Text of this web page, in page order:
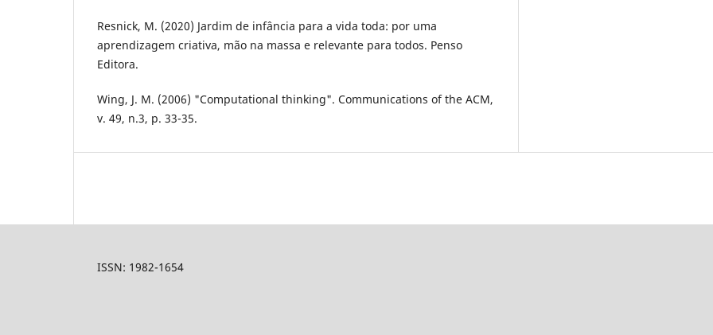
Resnick, M. (2020) Jardim de infância para a vida toda: por uma
aprendizagem criativa, mão na massa e relevante para todos. Penso
Editora.
Wing, J. M. (2006) "Computational thinking". Communications of the ACM,
v. 49, n.3, p. 33-35.
ISSN: 1982-1654